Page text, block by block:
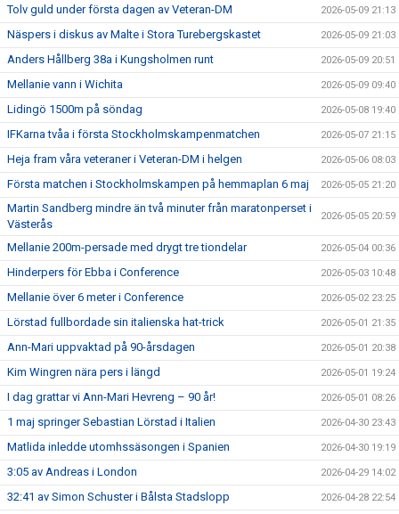
Tolv guld under första dagen av Veteran-DM 2026-05-09 21:13
Näspers i diskus av Malte i Stora Turebergskastet 2026-05-09 21:03
Anders Hållberg 38a i Kungsholmen runt 2026-05-09 20:51
Mellanie vann i Wichita 2026-05-09 09:40
Lidingö 1500m på söndag 2026-05-08 19:40
IFKarna tvåa i första Stockholmskampenmatchen 2026-05-07 21:15
Heja fram våra veteraner i Veteran-DM i helgen 2026-05-06 08:03
Första matchen i Stockholmskampen på hemmaplan 6 maj 2026-05-05 21:20
Martin Sandberg mindre än två minuter från maratonperset i
Västerås
2026-05-05 20:59
Mellanie 200m-persade med drygt tre tiondelar 2026-05-04 00:36
Hinderpers för Ebba i Conference 2026-05-03 10:48
Mellanie över 6 meter i Conference 2026-05-02 23:25
Lörstad fullbordade sin italienska hat-trick 2026-05-01 21:35
Ann-Mari uppvaktad på 90-årsdagen 2026-05-01 20:38
Kim Wingren nära pers i längd 2026-05-01 19:24
I dag grattar vi Ann-Mari Hevreng – 90 år! 2026-05-01 08:26
1 maj springer Sebastian Lörstad i Italien 2026-04-30 23:43
Matlida inledde utomhssäsongen i Spanien 2026-04-30 19:19
3:05 av Andreas i London 2026-04-29 14:02
32:41 av Simon Schuster i Bålsta Stadslopp 2026-04-28 22:54